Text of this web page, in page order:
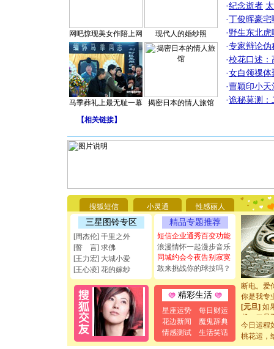
网吧惊现美女作陪上网 现代人的婚纱照
马季葬礼上最无耻一幕 揭密日本的情人旅馆
·纪念逝者
·丁俊晖豪
·野生东北
·专家辩论伪
·校花口述：
·女白领祼体
·曹颖印小天
·诡秘莫测：
【相关链接】
搜狐短信 小灵通 性感丽人
三星图铃专区
[周杰伦] 千里之外
[誓 言] 求佛
[王力宏] 大城小爱
[王心凌] 花的嫁纱
精品专题推荐
短信企业通秀百变功能
浪漫情怀一起漫步音乐
同城约会今夜告别寂寞
敢来挑战你的球技吗？
精彩生活
星座运势
每日财运
花边新闻
魔鬼辞典
情感测试
生活笑话
[圣诞节]
你太多，
要平安
[圣诞节]
能正大光
都要快乐
[圣诞节]
如意,快
[元旦]看
断电。爱
你是我专
[元旦]如
起；二是
离。水晶
[元旦]当
泣，这痛
今日运程
桃花运，